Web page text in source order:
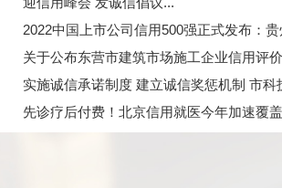
2022中国上市公司信用500强正式发布：
关于公布东营市建筑市场施工企业信用评
实施诚信承诺制度 建立诚信奖惩机制 市科
先诊疗后付费！北京信用就医今年加速覆